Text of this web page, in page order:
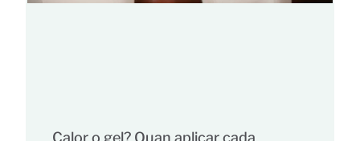
Calor o gel? Quan aplicar cada